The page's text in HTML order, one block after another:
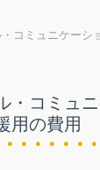
コミュニケーシ
・コミュニ
用の費用